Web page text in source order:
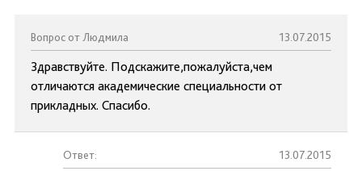
Вопрос от Людмила 13.07.2015
Здравствуйте. Подскажите,пожалуйста,чем
отличаются академические специальности от
прикладных. Спасибо.
Ответ: 13.07.2015